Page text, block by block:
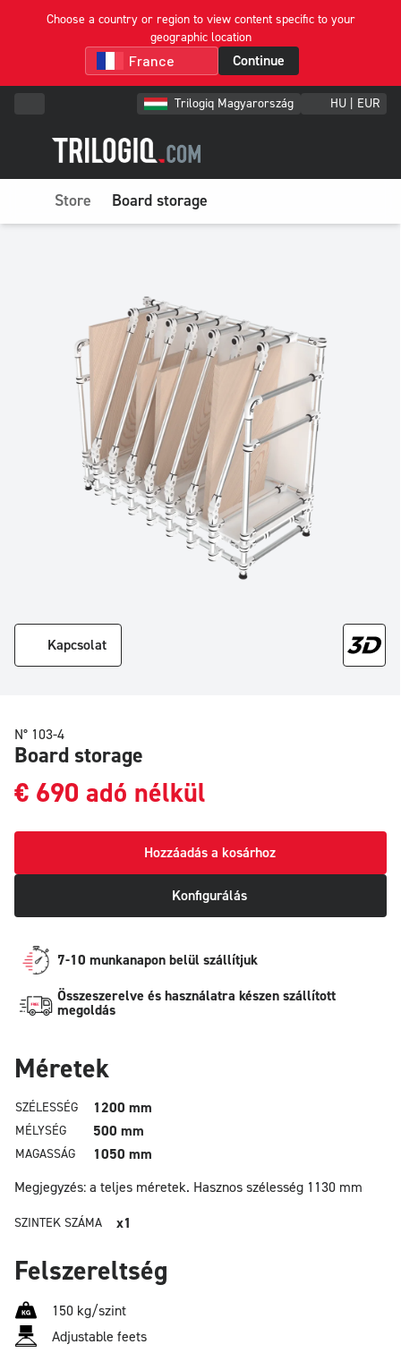
Choose a country or region to view content specific to your
geographic location
Continue
Trilogiq Magyarország HU | EUR
Store Board storage
Kapcsolat
N° 103-4
Board storage
€ 690 adó nélkül
Hozzáadás a kosárhoz
Konfigurálás
7-10 munkanapon belül szállítjuk
Összeszerelve és használatra készen szállított
megoldás
Méretek
SZÉLESSÉG 1200 mm
MÉLYSÉG 500 mm
MAGASSÁG
1050 mm
Megjegyzés: a teljes méretek. Hasznos szélesség 1130 mm
SZINTEK SZÁMA x1
Felszereltség
150 kg/szint
Adjustable feets